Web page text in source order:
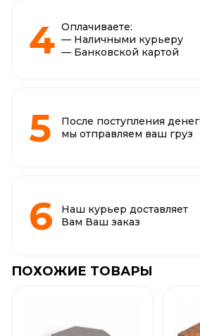
Оплачиваете:
— Наличными курьеру
— Банковской картой
После поступления денег
мы отправляем ваш груз
Наш курьер доставляет
Вам Ваш заказ
ПОХОЖИЕ ТОВАРЫ